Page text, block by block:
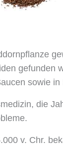
sowie
die
v. Chr.